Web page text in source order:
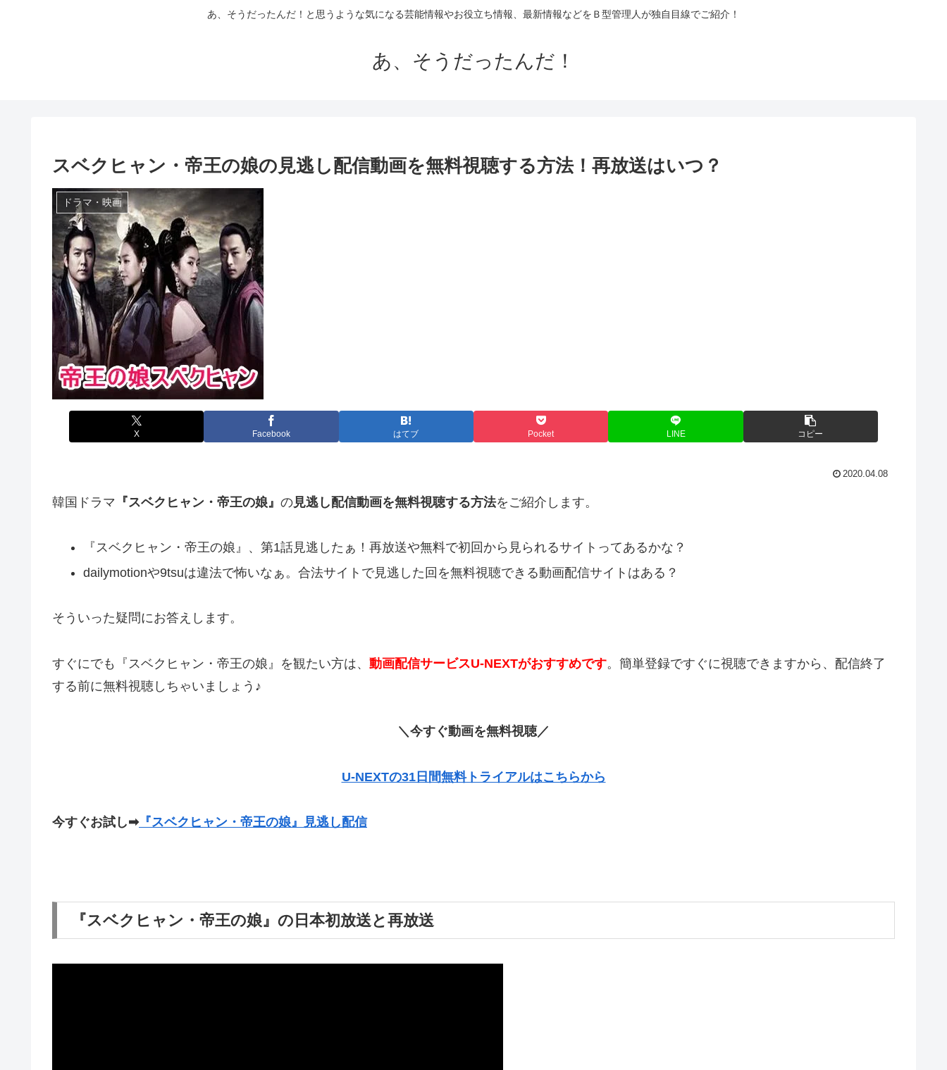
あ、そうだったんだ！と思うような気になる芸能情報やお役立ち情報、最新情報などをＢ型管理人が独自目線でご紹介！
あ、そうだったんだ！
スベクヒャン・帝王の娘の見逃し配信動画を無料視聴する方法！再放送はいつ？
ドラマ・映画
X Facebook はてブ Pocket LINE コピー
2020.04.08
韓国ドラマ 『スベクヒャン・帝王の娘』 の見逃し配信動画を無料視聴する方法をご紹介します。
『スベクヒャン・帝王の娘』、第1話見逃したぁ！再放送や無料で初回から見られるサイトってあるかな？
dailymotionや9tsuは違法で怖いなぁ。合法サイトで見逃した回を無料視聴できる動画配信サイトはある？
そういった疑問にお答えします。
すぐにでも『スベクヒャン・帝王の娘』を観たい方は、 動画配信サービスU-NEXTがおすすめです。簡単登録ですぐに視聴できますから、配信終了
する前に無料視聴しちゃいましょう♪
＼今すぐ動画を無料視聴／
U-NEXTの31日間無料トライアルはこちらから
今すぐお試し➡『スベクヒャン・帝王の娘』見逃し配信
『スベクヒャン・帝王の娘』の日本初放送と再放送